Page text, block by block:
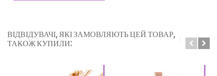
ВІДВІДУВАЧІ, ЯКІ ЗАМОВЛЯЮТЬ ЦЕЙ ТОВАР,
ТАКОЖ КУПИЛИ: